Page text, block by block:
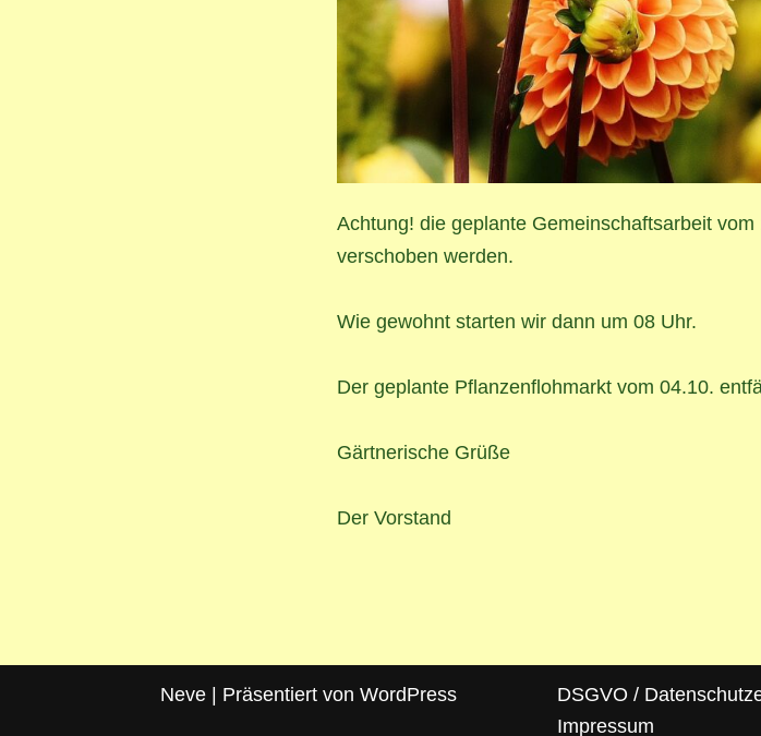
Achtung! die geplante Gemeinschaftsarbeit
verschoben werden.
Wie gewohnt starten wir dann um 08 Uhr.
Der geplante Pflanzenflohmarkt vom 04.10.
Gärtnerische Grüße
Der Vorstand
Neve | Präsentiert von WordPress
DSGVO /
Impressum